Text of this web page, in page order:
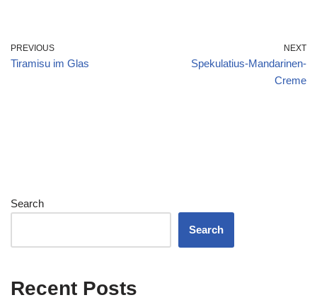
PREVIOUS
Tiramisu im Glas
NEXT
Spekulatius-Mandarinen-
Creme
Search
Search
Recent Posts